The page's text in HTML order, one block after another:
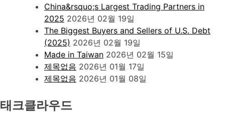
China&rsquo;s Largest Trading Partners in
2025 2026년 02월 19일
The Biggest Buyers and Sellers of U.S. Debt
(2025) 2026년 02월 19일
Made in Taiwan 2026년 02월 15일
제목없음 2026년 01월 17일
제목없음 2026년 01월 08일
태크클라우드